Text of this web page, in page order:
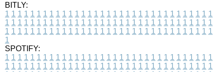
BITLY:
1 1 1 1 1 1 1 1 1 1 1 1 1 1 1 1 1 1 1 1 1 1 1 1 1 1 1 1 1 1 1 1 1
1 1 1 1 1 1 1 1 1 1 1 1 1 1 1 1 1 1 1 1 1 1 1 1 1 1 1 1 1 1 1 1 1
1 1 1 1 1 1 1 1 1 1 1 1 1 1 1 1 1 1 1 1 1 1 1 1 1 1 1 1 1 1 1 1 1
1
SPOTIFY:
1 1 1 1 1 1 1 1 1 1 1 1 1 1 1 1 1 1 1 1 1 1 1 1 1 1 1 1 1 1 1 1 1
1 1 1 1 1 1 1 1 1 1 1 1 1 1 1 1 1 1 1 1 1 1 1 1 1 1 1 1 1 1 1 1 1